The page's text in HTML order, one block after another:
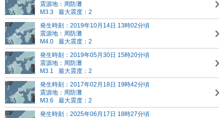
震源地：周防灘
M3.3
最大震度：2
発生時刻：2019年10月14日 13時02分頃
震源地：周防灘
M4.0
最大震度：2
発生時刻：2019年05月30日 15時20分頃
震源地：周防灘
M3.1
最大震度：2
発生時刻：2017年02月18日 19時42分頃
震源地：周防灘
M3.6
最大震度：2
発生時刻：2025年06月17日 18時27分頃